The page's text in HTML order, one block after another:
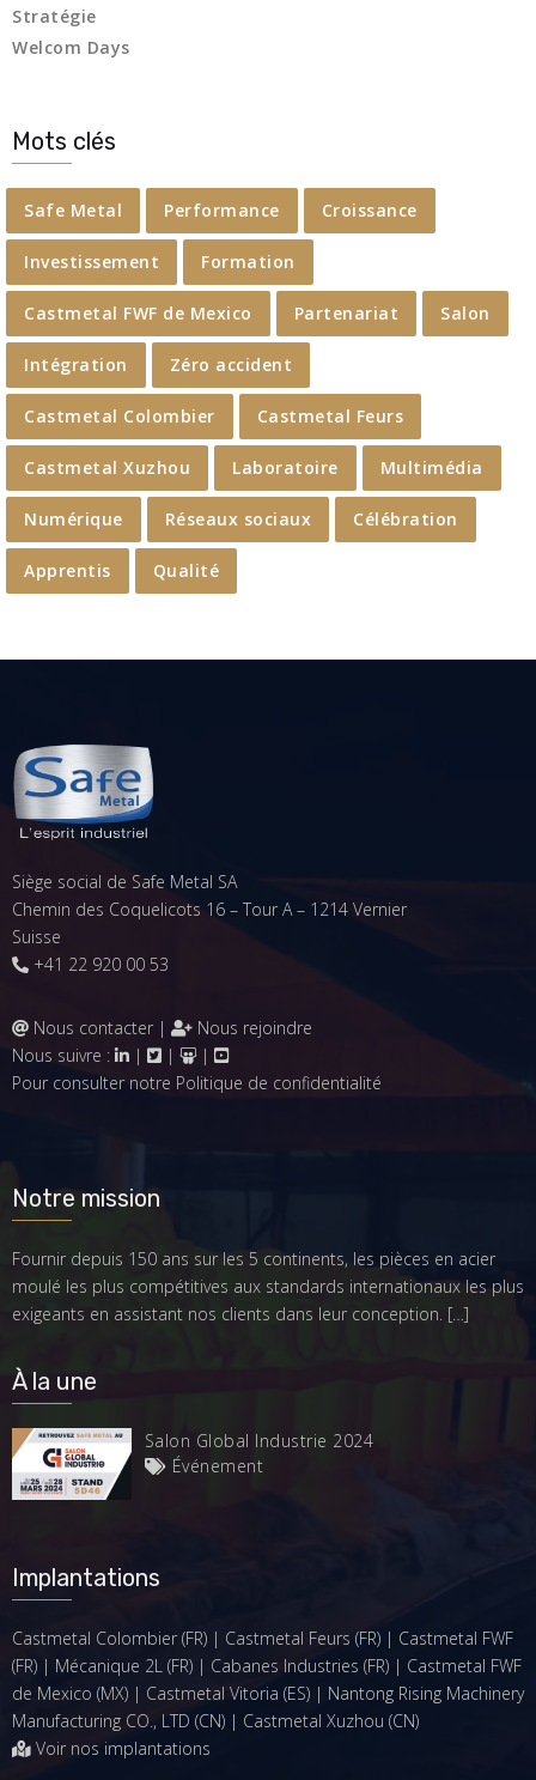
Stratégie
Welcom Days
Mots clés
Safe Metal Performance Croissance
Investissement Formation
Castmetal FWF de Mexico Partenariat Salon
Intégration Zéro accident
Castmetal Colombier Castmetal Feurs
Castmetal Xuzhou Laboratoire Multimédia
Numérique Réseaux sociaux Célébration
Apprentis Qualité
Siège social de Safe Metal SA
Chemin des Coquelicots 16 – Tour A – 1214 Vernier
Suisse
+41 22 920 00 53
Nous contacter |
Nous rejoindre
Nous suivre :
| |
|
Pour consulter notre Politique de confidentialité
Notre mission
Fournir depuis 150 ans sur les 5 continents, les pièces en acier
moulé les plus compétitives aux standards internationaux les plus
exigeants en assistant nos clients dans leur conception. […]
À la une
Salon Global Industrie 2024
Événement
Implantations
Castmetal Colombier (FR) | Castmetal Feurs (FR) | Castmetal FWF
(FR) | Mécanique 2L (FR) | Cabanes Industries (FR) | Castmetal FWF
de Mexico (MX) | Castmetal Vitoria (ES) | Nantong Rising Machinery
Manufacturing CO., LTD (CN) | Castmetal Xuzhou (CN)
Voir nos implantations